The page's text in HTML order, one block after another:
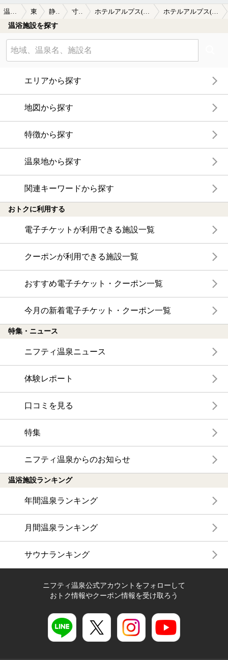
東海 静岡県 ホテルアルプス(閉館しました)の口コミ一覧
温浴施設を探す
エリアから探す
地図から探す
特徴から探す
温泉地から探す
関連キーワードから探す
おトクに利用する
電子チケットが利用できる施設一覧
クーポンが利用できる施設一覧
おすすめ電子チケット・クーポン一覧
今月の新着電子チケット・クーポン一覧
特集・ニュース
ニフティ温泉ニュース
体験レポート
口コミを見る
特集
ニフティ温泉からのお知らせ
温浴施設ランキング
年間温泉ランキング
月間温泉ランキング
サウナランキング
ニフティ温泉公式アカウントをフォローして
おトク情報やクーポン情報を受け取ろう